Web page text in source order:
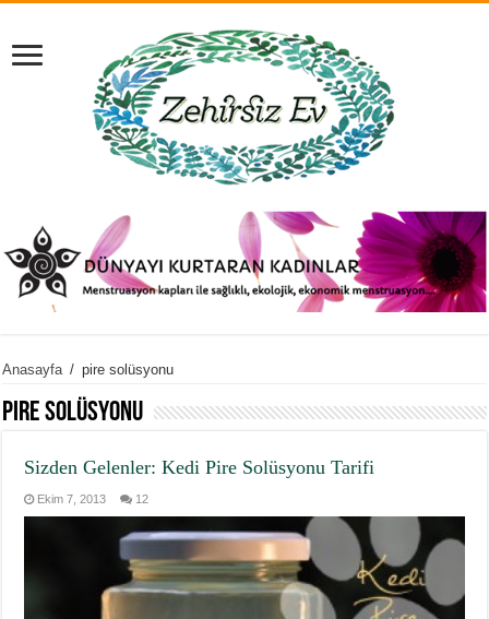
Anasayfa / pire solüsyonu
pire solüsyonu
Sizden Gelenler: Kedi Pire Solüsyonu Tarifi
Ekim 7, 2013 12